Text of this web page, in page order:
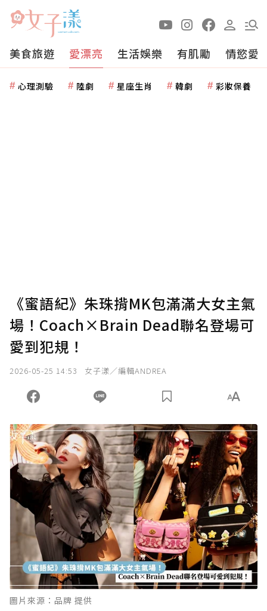
美食旅遊 愛漂亮 生活娛樂 有肌勵 情慾愛
心理測驗 陸劇 星座生肖 韓劇 彩妝保養
《蜜語紀》朱珠揹MK包滿滿大女主氣
場！Coach×Brain Dead聯名登場可
愛到犯規！
2026-05-25 14:53 女子漾／編輯ANDREA
圖片來源：品牌 提供